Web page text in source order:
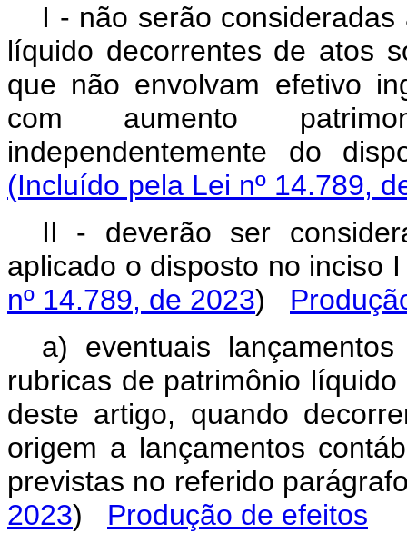
I - não serão
líquido decorrentes de atos
que não envolvam efetivo
com aumento
independentemente do
(Incluído pela Lei nº 14.789,
II - deverão ser
aplicado o disposto no
nº 14.789, de 2023)
a) eventuais
rubricas de patrimônio
deste artigo, quando
origem a lançamentos
previstas no referido
2023) Produção de efeitos